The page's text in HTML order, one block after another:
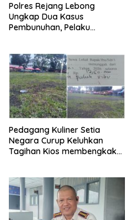
Polres Rejang Lebong
Ungkap Dua Kasus
Pembunuhan, Pelaku
Pedagang Kuliner Setia
Negara Curup Keluhkan
Tagihan Kios membengkak